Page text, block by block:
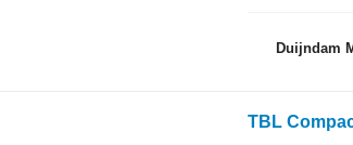
Duijndam
TBL